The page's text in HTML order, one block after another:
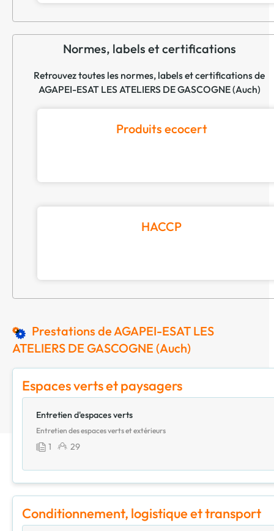
Normes, labels et certifications
Retrouvez toutes les normes, labels et certifications de
AGAPEI-ESAT LES ATELIERS DE GASCOGNE (Auch)
Produits ecocert
HACCP
Prestations de AGAPEI-ESAT LES
ATELIERS DE GASCOGNE (Auch)
Espaces verts et paysagers
Entretien d'espaces verts
Entretien des espaces verts et extérieurs
1 29
Conditionnement, logistique et transport